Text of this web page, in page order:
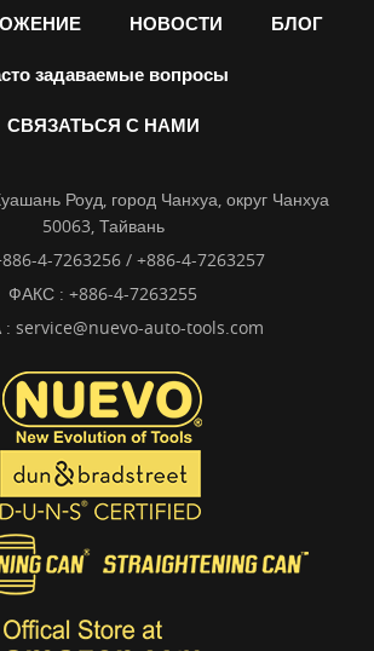
НОВОСТИ БЛОГ
задаваемые вопросы
СВЯЗАТЬСЯ С НАМИ
Роуд, город Чанхуа, округ Чанхуа
50063, Тайвань
4-7263256 / +886-4-7263257
ФАКС : +886-4-7263255
: service@nuevo-auto-tools.com